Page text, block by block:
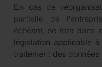
En cas de
partielle de
échéant, se fera dans
législation applicable
traitement des données